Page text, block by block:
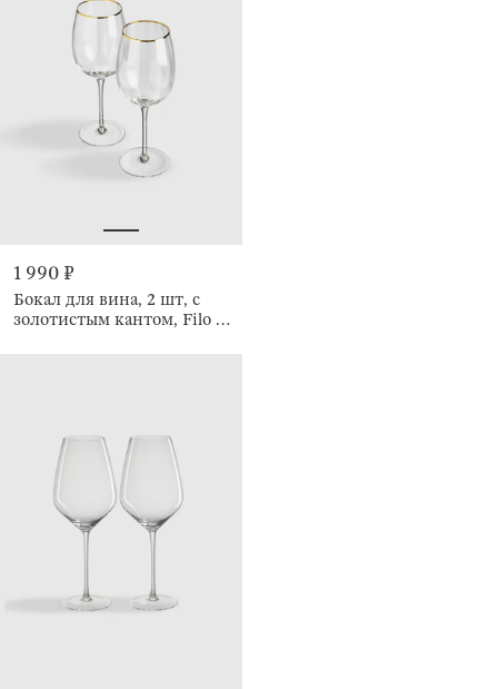
1 990 ₽
Бокал для вина, 2 шт, с
золотистым кантом, Filo R